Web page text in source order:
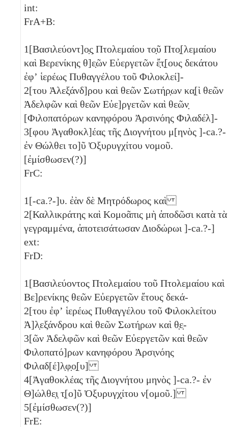
int:
FrA+B:
1[Βασιλεύοντ]ο̣ς̣ Πτολεμαίου το̣ῦ Πτο̣[λεμαίου
καὶ Βερενίκης θ]ε̣ῶν Εὐεργετῶν ἔ̣τ̣[ους δεκάτου
ἐφʼ ἱερέως Πυθαγγέλου τοῦ Φιλοκλεί]-
2[του Ἀλεξάνδ]ρου καὶ θεῶν Σωτήρ̣ων κα̣[ὶ θεῶν
Ἀδελφῶν καὶ θεῶν Εὐε]ργετῶν καὶ θεῶν̣
[Φιλοπατόρων κανηφόρου Ἀρσινόης Φιλαδέλ]-
3[φου Ἀγαθοκλ]έας τῆς Διογνήτου μ[ηνὸς ]-ca.?-
ἐν Θώλθει το]ῦ Ὀξυρυγχίτου νομοῦ.
[ἐμίσθωσεν(?)]
FrC:
1[-ca.?-]υ. ἐὰν δὲ Μητρόδωρος καὶ
2[Καλλικράτης καὶ Κομοᾶπις μὴ ἀποδῶσι κατὰ τὰ
γεγραμμένα, ἀποτεισάτωσαν Διοδώρωι ]-ca.?-]
ext:
FrD:
1[Βασιλεύοντος Πτολεμαίου τοῦ Πτολεμαίου καὶ
Βε]ρενίκης θεῶν Εὐεργετῶν ἔτους δεκά-
2[του ἐφʼ ἱερέως Πυθαγγέλου τοῦ Φιλοκλείτου
Ἀ]λ̣εξάνδρου καὶ θεῶν Σωτήρων καὶ θ̣ε̣-
3[ῶν Ἀδελφῶν καὶ θεῶν Εὐεργετῶν καὶ θεῶν
Φιλοπατό]ρων κανηφόρου Ἀρσι̣νόης
Φιλαδ[έ]λ̣φ̣ο̣[υ]
4[Ἀγαθοκλέας τῆς Διογνήτου μηνὸς ]-ca.?- ἐν
Θ]ώλθε̣ι̣ τ̣[ο]ῦ Ὀξυρυγχ̣ίτου ν[ομοῦ.]
5[ἐμίσθωσεν(?)]
FrE: